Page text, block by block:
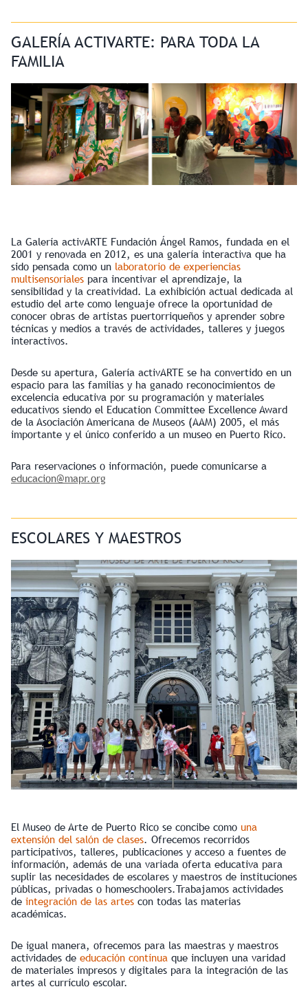
GALERÍA ACTIVARTE: PARA TODA LA
FAMILIA
La Galería activARTE Fundación Ángel Ramos, fundada en el
2001 y renovada en 2012, es una galería interactiva que ha
sido pensada como un laboratorio de experiencias
multisensoriales para incentivar el aprendizaje, la
sensibilidad y la creatividad. La exhibición actual dedicada al
estudio del arte como lenguaje ofrece la oportunidad de
conocer obras de artistas puertorriqueños y aprender sobre
técnicas y medios a través de actividades, talleres y juegos
interactivos.
Desde su apertura, Galería activARTE se ha convertido en un
espacio para las familias y ha ganado reconocimientos de
excelencia educativa por su programación y materiales
educativos siendo el Education Committee Excellence Award
de la Asociación Americana de Museos (AAM) 2005, el más
importante y el único conferido a un museo en Puerto Rico.
Para reservaciones o información, puede comunicarse a
educacion@mapr.org
ESCOLARES Y MAESTROS
El Museo de Arte de Puerto Rico se concibe como una
extensión del salón de clases. Ofrecemos recorridos
participativos, talleres, publicaciones y acceso a fuentes de
información, además de una variada oferta educativa para
suplir las necesidades de escolares y maestros de instituciones
públicas, privadas o homeschoolers.Trabajamos actividades
de integración de las artes con todas las materias
académicas.
De igual manera, ofrecemos para las maestras y maestros
actividades de educación contínua que incluyen una varidad
de materiales impresos y digitales para la integración de las
artes al currículo escolar.